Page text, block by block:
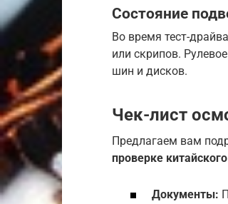
Состояние
Во время тест-
или скрипов.
шин и дисков.
Чек-лист
Предлагаем вам
проверке
Документы: